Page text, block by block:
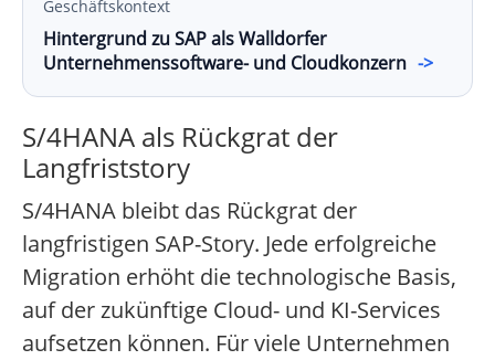
Geschäftskontext
Hintergrund zu SAP als Walldorfer
Unternehmenssoftware- und Cloudkonzern ->
S/4HANA als Rückgrat der
Langfriststory
S/4HANA bleibt das Rückgrat der
langfristigen SAP-Story. Jede erfolgreiche
Migration erhöht die technologische Basis,
auf der zukünftige Cloud- und KI-Services
aufsetzen können. Für viele Unternehmen